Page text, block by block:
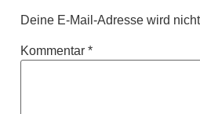
Deine E-Mail-Adresse wird
Kommentar *